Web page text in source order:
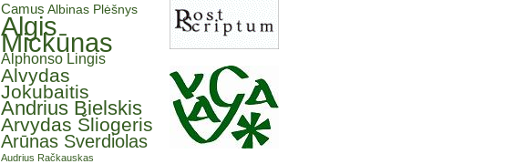
Camus Albinas Plėšnys
Algis
Mickūnas
Alphonso Lingis
Alvydas
Jokubaitis
Andrius Bielskis
Arvydas Šliogeris
Arūnas Sverdiolas
Audrius Račkauskas